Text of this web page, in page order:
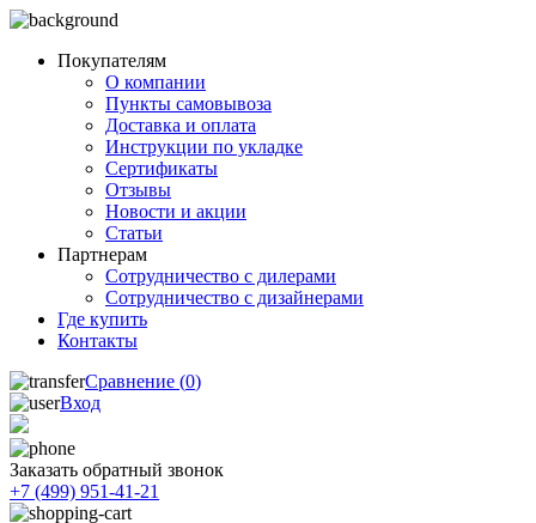
Покупателям
О компании
Пункты самовывоза
Доставка и оплата
Инструкции по укладке
Сертификаты
Отзывы
Новости и акции
Статьи
Партнерам
Сотрудничество с дилерами
Сотрудничество с дизайнерами
Где купить
Контакты
Сравнение (0)
Вход
Заказать обратный звонок
+7 (499) 951-41-21